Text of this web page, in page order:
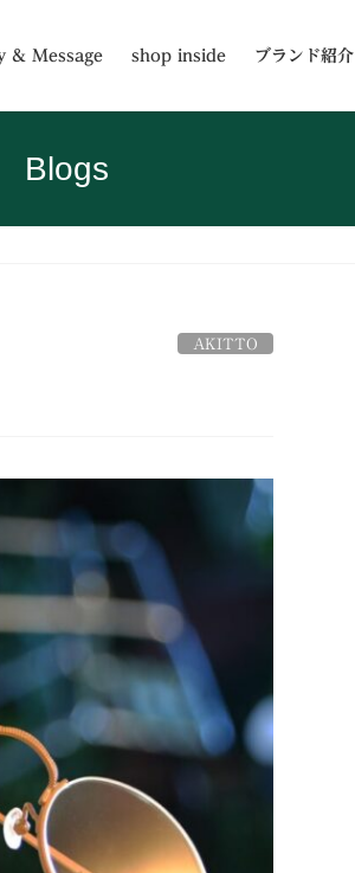
& Message shop inside ブランド紹介
Blogs
AKITTO